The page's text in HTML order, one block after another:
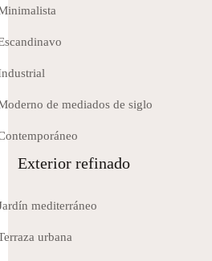
de mediados de siglo
Exterior refinado
mediterráneo
urbana